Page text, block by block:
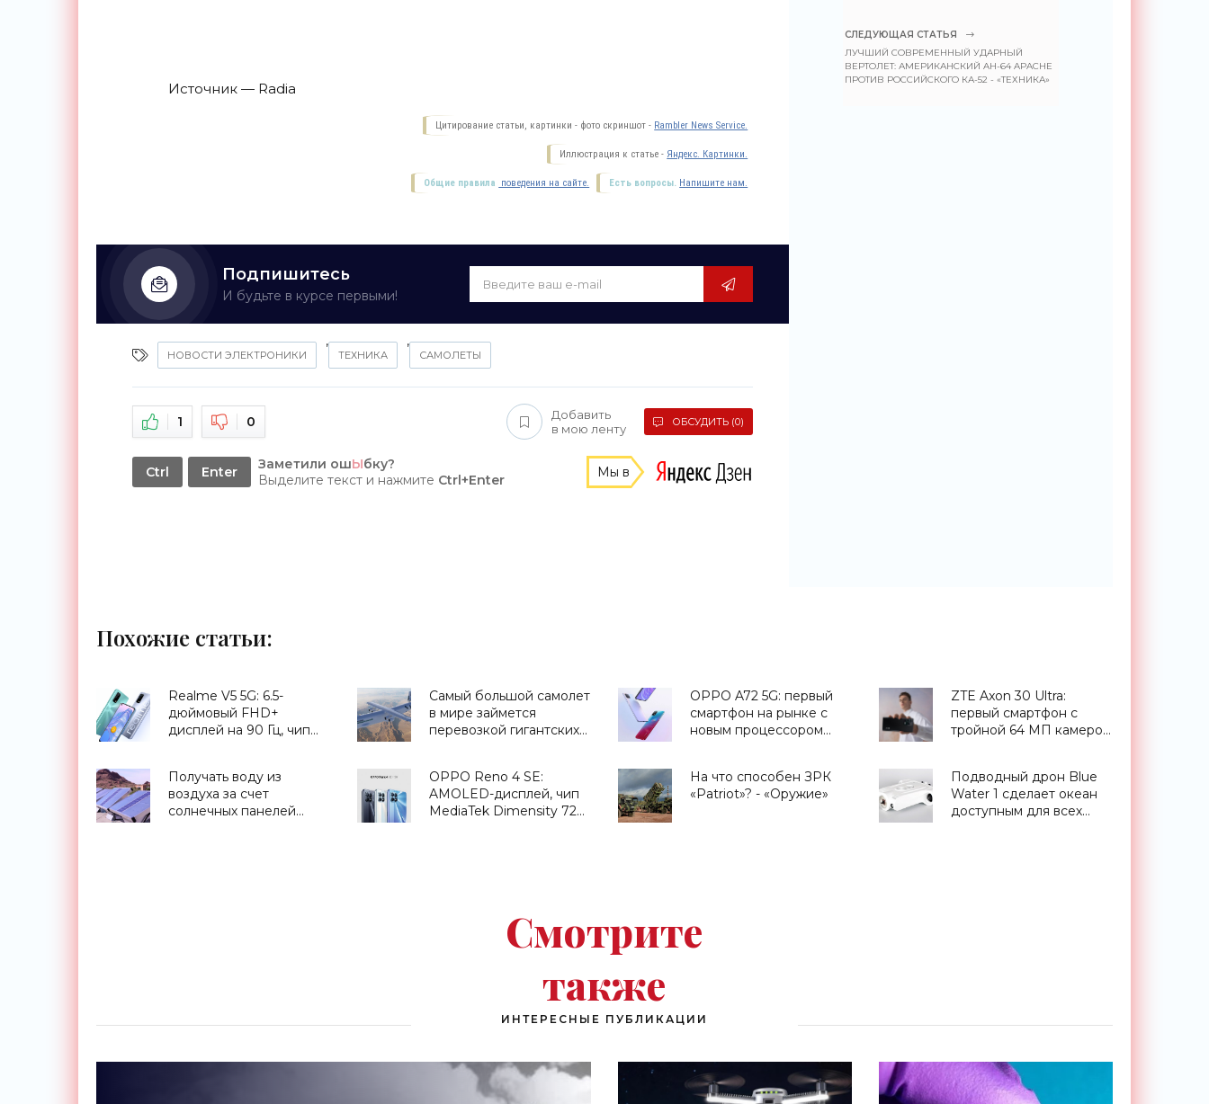
Источник — Radia
Цитирование статьи, картинки - фото скриншот - Rambler News Service.
Иллюстрация к статье - Яндекс. Картинки.
Есть вопросы. Напишите нам.
Общие правила поведения на сайте.
Подпишитесь
И будьте в курсе первыми!
НОВОСТИ ЭЛЕКТРОНИКИ
,
ТЕХНИКА
,
САМОЛЕТЫ
1 0
Добавить
в мою ленту
ОБСУДИТЬ (0)
Ctrl Enter Заметили ошЫбку?
Выделите текст и нажмите Ctrl+Enter Мы в
СЛЕДУЮЩАЯ СТАТЬЯ
ЛУЧШИЙ СОВРЕМЕННЫЙ УДАРНЫЙ
ВЕРТОЛЕТ: АМЕРИКАНСКИЙ AH-64 APACHE
ПРОТИВ РОССИЙСКОГО КА-52 - «ТЕХНИКА»
Похожие статьи:
Realme V5 5G: 6.5-
дюймовый FHD+
дисплей на 90 Гц, чип
ценник от $214 -
«Смартфоны»
Самый большой самолет
в мире займется
перевозкой гигантских
OPPO A72 5G: первый
смартфон на рынке с
новым процессором
ZTE Axon 30 Ultra:
первый смартфон с
тройной 64 МП камерой
Получать воду из
воздуха за счет
солнечных панелей
OPPO Reno 4 SE:
AMOLED-дисплей, чип
MediaTek Dimensity 720,
На что способен ЗРК
«Patriot»? - «Оружие»
Подводный дрон Blue
Water 1 сделает океан
доступным для всех
Смотрите
также
ИНТЕРЕСНЫЕ ПУБЛИКАЦИИ